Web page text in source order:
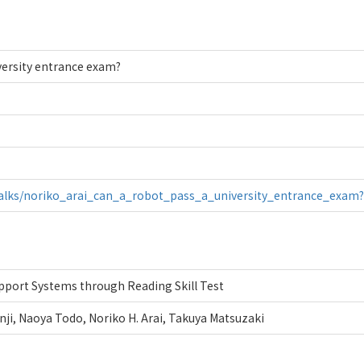
entrance exam?
noriko_arai_can_a_robot_pass_a_university_entrance_exam?
Systems through Reading Skill Test
Naoya Todo, Noriko H. Arai, Takuya Matsuzaki